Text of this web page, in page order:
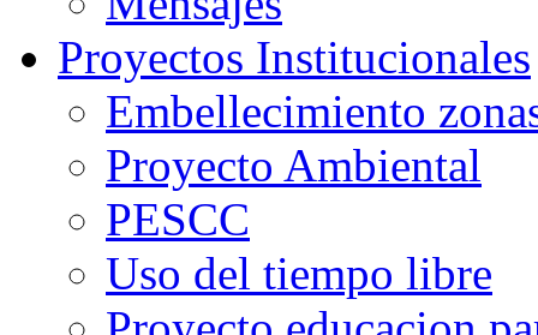
Proyectos Institucionales
Embellecimiento
Proyecto Ambiental
PESCC
Uso del tiempo libre